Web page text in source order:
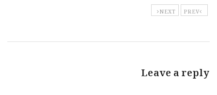
PREV
NEXT
Leave a reply